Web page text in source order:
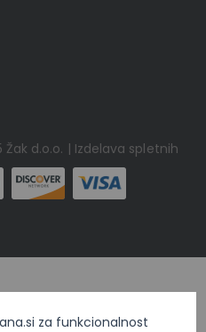
za funkcionalnost
d.o.o. | Izdelava spletnih